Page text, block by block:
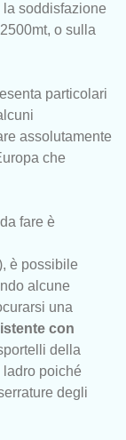
soddisfazione
o sulla
particolari
assolutamente
che
fare è
è possibile
alcune
una
con
della
poiché
degli